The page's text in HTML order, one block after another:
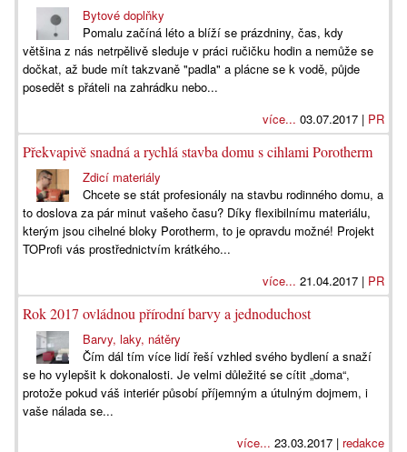
Bytové doplňky
Pomalu začíná léto a blíží se prázdniny, čas, kdy
většina z nás netrpělivě sleduje v práci ručičku hodin a nemůže se
dočkat, až bude mít takzvaně "padla" a plácne se k vodě, půjde
posedět s přáteli na zahrádku nebo...
více... 03.07.2017 | PR
Překvapivě snadná a rychlá stavba domu s cihlami Porotherm
Zdicí materiály
Chcete se stát profesionály na stavbu rodinného domu, a
to doslova za pár minut vašeho času? Díky flexibilnímu materiálu,
kterým jsou cihelné bloky Porotherm, to je opravdu možné! Projekt
TOProfi vás prostřednictvím krátkého...
více... 21.04.2017 | PR
Rok 2017 ovládnou přírodní barvy a jednoduchost
Barvy, laky, nátěry
Čím dál tím více lidí řeší vzhled svého bydlení a snaží
se ho vylepšit k dokonalosti. Je velmi důležité se cítit „doma“,
protože pokud váš interiér působí příjemným a útulným dojmem, i
vaše nálada se...
více... 23.03.2017 | redakce